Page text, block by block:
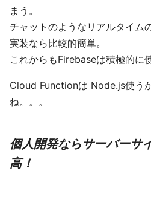
まう。
チャットのようなリアルタイム
実装なら比較的簡単。
これからもFirebaseは積極的に
Cloud Functionは Node.js使う
ね。。。
個人開発ならサーバーサ
高！